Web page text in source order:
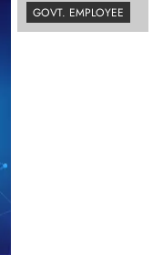
GOVT. EMPLOYEE